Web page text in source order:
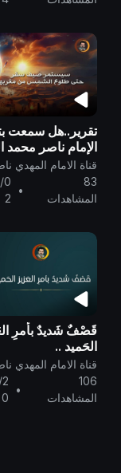
تقرير..هل سمعت
الإمام ناصر محمد
انتهاء الفصول
83
المشاهدات
•
0
2
قَصْفٌ شَديدٌ بأمرِ
الحَميد ..
106
المشاهدات
•
0